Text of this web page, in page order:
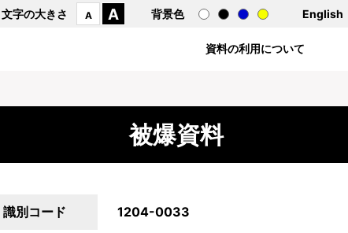
文字の大きさ A A 背景色 English
資料の利用について
被爆資料
識別コード 1204-0033